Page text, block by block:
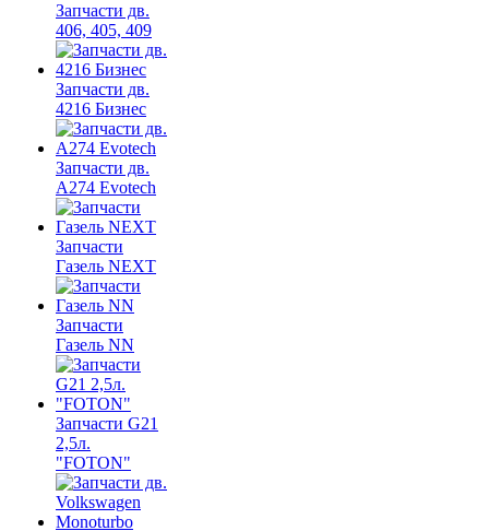
Запчасти дв.
406, 405, 409
Запчасти дв.
4216 Бизнес
Запчасти дв.
A274 Evotech
Запчасти
Газель NEXT
Запчасти
Газель NN
Запчасти G21
2,5л.
"FOTON"